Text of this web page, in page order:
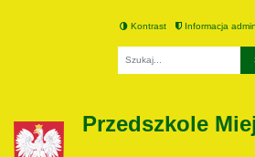
Kontrast Informacja
Przedszkole